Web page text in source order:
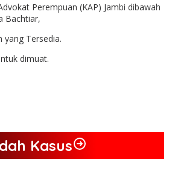
Perempuan (KAP) Jambi dibawah
Bachtiar,
yang Tersedia.
dimuat.
Kasus